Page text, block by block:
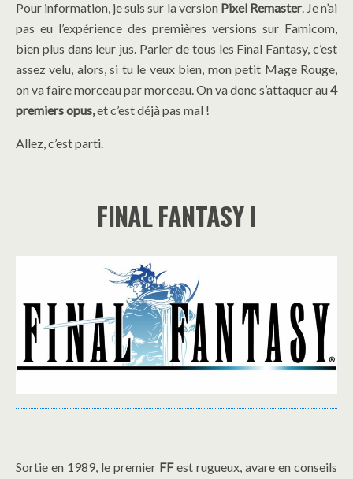
Pour information, je suis sur la version Pixel Remaster. Je n’ai
pas eu l’expérience des premières versions sur Famicom,
bien plus dans leur jus. Parler de tous les Final Fantasy, c’est
assez velu, alors, si tu le veux bien, mon petit Mage Rouge,
on va faire morceau par morceau. On va donc s’attaquer au4
premiers opus,et c’est déjà pas mal !
Allez, c’est parti.
FINAL FANTASY I
Sortie en 1989, le premier FFest rugueux, avare en conseils